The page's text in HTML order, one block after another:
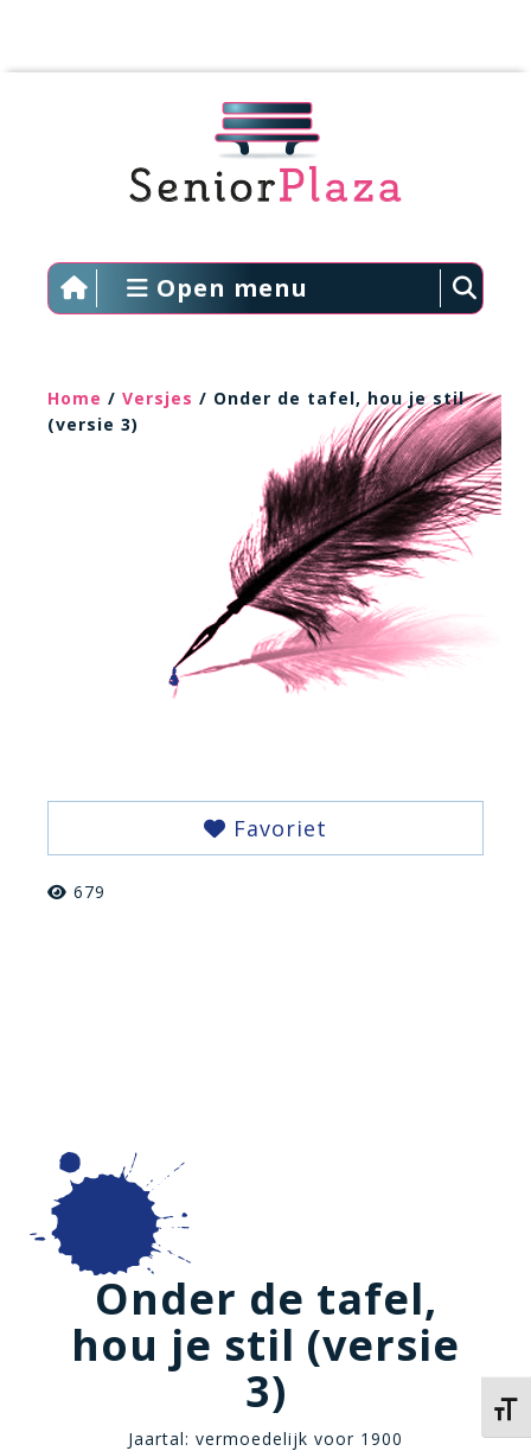
Open menu
Home / Versjes / Onder de tafel, hou je stil
(versie 3)
Favoriet
679
Onder de tafel,
hou je stil (versie
3)
Jaartal: vermoedelijk voor 1900